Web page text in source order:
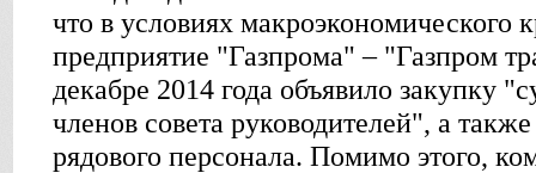
что в условиях макроэкономического
предприятие "Газпрома" – "Газпром
декабре 2014 года объявило закупку
членов совета руководителей", а
рядового персонала. Помимо этого,